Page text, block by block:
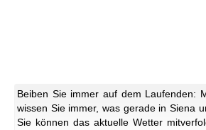
Beiben Sie immer auf dem Laufenden:
wissen Sie immer, was gerade in Siena
Sie können das aktuelle Wetter